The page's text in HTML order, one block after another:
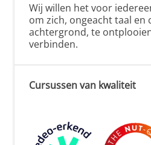
Wij willen het voor
om zich, ongeacht taal en
achtergrond, te
verbinden.
Cursussen van kwaliteit